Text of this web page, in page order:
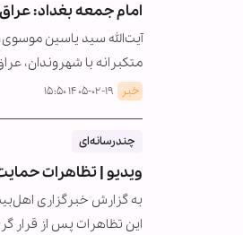
امام جمعه بغداد:
آیت‌الله سید یاسین
متکبرانه با شهروندان،
خبر ۱۴۰۵-۰۲-۱۹ ۱۵:۵۰
چندرسانه‌ای
ویدیو | تظاهرات حمایت
به گزارش خبرگزاری
این تظاهرات پس از قرار